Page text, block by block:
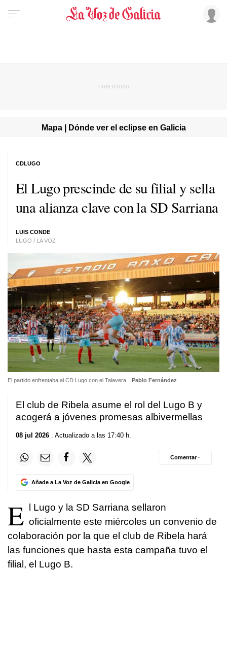
Mapa | Dónde ver el eclipse en Galicia
El Lugo prescinde de su filial y sella
una alianza clave con la SD Sarriana
LUIS CONDE
LUGO / LA VOZ
CDLUGO
El partido enfrentaba al CD Lugo con el Talavera Pablo Fernández
El club de Ribela asume el rol del Lugo B y
acogerá a jóvenes promesas albivermellas
08 jul 2026 . Actualizado a las 17:40 h.
Añade a La Voz de Galicia en Google
Comentar ·
E l Lugo y la SD Sarriana sellaron
oficialmente este miércoles un convenio de
colaboración por la que el club de Ribela hará
las funciones que hasta esta campaña tuvo el
filial, el Lugo B.